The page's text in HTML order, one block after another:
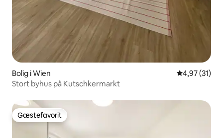
Bolig i Wien 4,97 ud af 5
4,97 (31)
Stort byhus på Kutschkermarkt
Gæstefavorit
Gæstefavorit